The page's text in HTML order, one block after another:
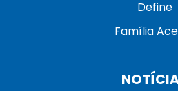
Define
Família